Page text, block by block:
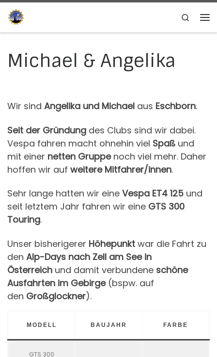
Zum Inhalt springen
Search
Michael & Angelika
Wir sind Angelika und Michael aus Eschborn.
Seit der Gründung des Clubs sind wir dabei.
Vespa fahren macht ohnehin viel Spaß und
mit einer netten Gruppenoch viel mehr. Daher
hoffen wir auf weitere Mitfahrer/innen.
Sehr lange hatten wir eine Vespa ET4 125 und
seit letztem Jahr fahren wir eine GTS 300
Touring.
Unser bisherigerer Höhepunkt war die Fahrt zu
den Alp-Days nach Zell am See in
Österreich und damit verbundene schöne
Ausfahrten im Gebirge(bspw. auf
den Großglockner).
MODELL BAUJAHR FARBE
GTS 300